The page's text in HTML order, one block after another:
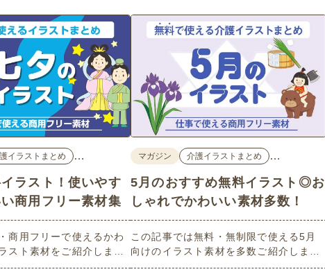
イラストまとめ …
ラスト！使いやす
商用フリー素材集
商用フリーで使えるかわ
スト素材をご紹介しま
用テンプレート、飾り文
マガジン 介護イラストまとめ …
5月のおすすめ無料イラスト◎お
しゃれでかわいい素材多数！
この記事では無料・無制限で使える5月
向けのイラスト素材を多数ご紹介しま
す。商用フリーの可愛くておしゃれなイ